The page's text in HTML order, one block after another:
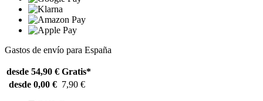
Gastos de envío para España
desde 54,90 € Gratis*
desde 0,00 € 7,90 €